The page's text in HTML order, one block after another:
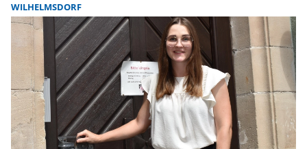
WILHELMSDORF